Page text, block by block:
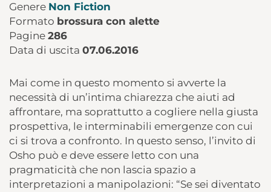
Genere Non Fiction
Formato brossura con alette
Pagine 286
Data di uscita 07.06.2016
Mai come in questo momento si avverte la
necessità di un’intima chiarezza che aiuti ad
affrontare, ma soprattutto a cogliere nella giusta
prospettiva, le interminabili emergenze con cui
ci si trova a confronto. In questo senso, l’invito di
Osho può e deve essere letto con una
pragmaticità che non lascia spazio a
interpretazioni a manipolazioni: “Se sei diventato